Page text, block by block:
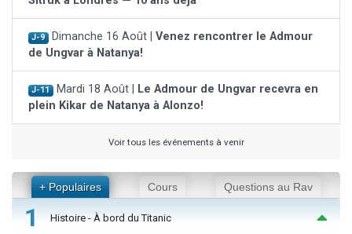
J-9 Dimanche 16 Août | Venez rencontrer le Admour
de Ungvar à Natanya!
J-11 Mardi 18 Août |
Le Admour de Ungvar recevra en
plein Kikar de Natanya à Alonzo!
Voir tous les événements à venir
+ Populaires Cours Questions au Rav
1 Histoire - À bord du Titanic